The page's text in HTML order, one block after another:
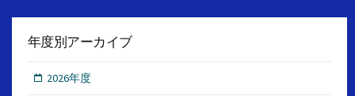
年度別アーカイブ
2026年度